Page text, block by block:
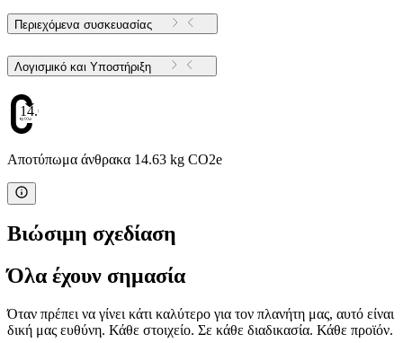
Περιεχόμενα συσκευασίας
Λογισμικό και Υποστήριξη
14.63
Αποτύπωμα άνθρακα 14.63 kg CO2e
Βιώσιμη σχεδίαση
Όλα έχουν σημασία
Όταν πρέπει να γίνει κάτι καλύτερο για τον πλανήτη μας, αυτό είναι
δική μας ευθύνη. Κάθε στοιχείο. Σε κάθε διαδικασία. Κάθε προϊόν.